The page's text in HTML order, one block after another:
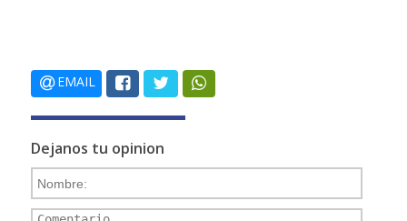
EMAIL
Dejanos tu opinion